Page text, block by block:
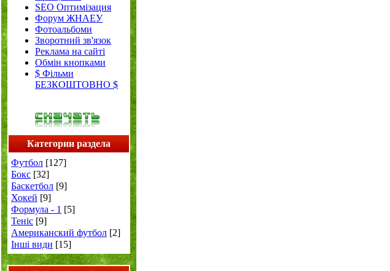
SEO Оптимізация
Форум ЖНАЕУ
Фотоальбоми
Зворотний зв'язок
Реклама на сайті
Обмін кнопками
$ Фільми
БЕЗКОШТОВНО $
Категории раздела
Футбол [127]
Бокс [32]
Баскетбол [9]
Хокей [9]
Формула - 1 [5]
Теніс [9]
Американский футбол [2]
Інші види [15]